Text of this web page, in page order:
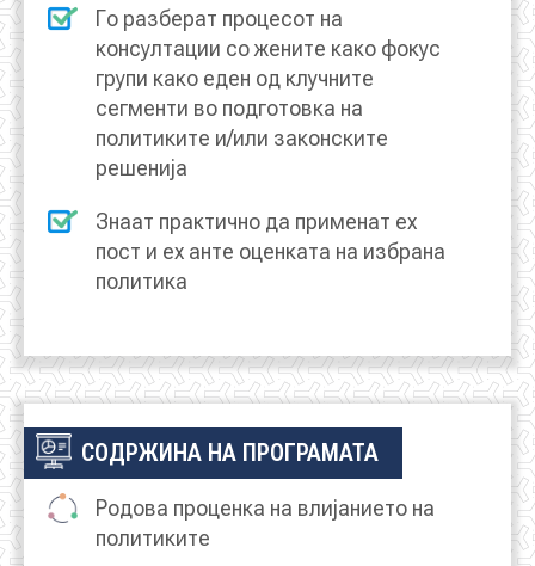
Го разберат процесот на
консултации со жените како фокус
групи како еден од клучните
сегменти во подготовка на
политиките и/или законските
решенија
Знаат практично да применат ех
пост и ех анте оценката на избрана
политика
СОДРЖИНА НА ПРОГРАМАТА
Родова проценка на влијанието на
политиките